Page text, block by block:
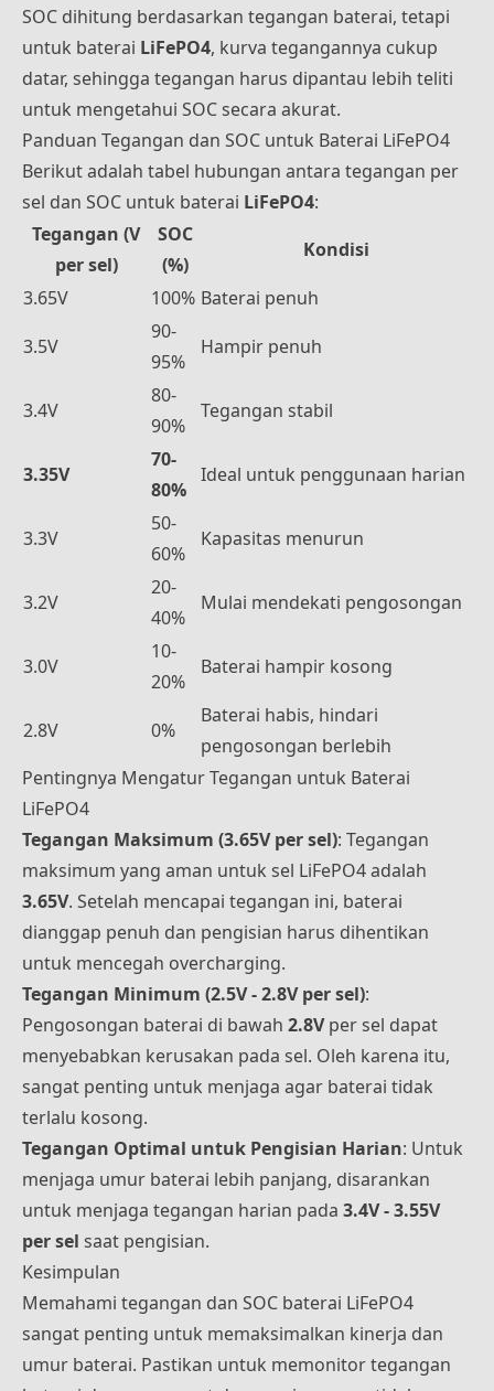
SOC dihitung berdasarkan tegangan baterai, tetapi
untuk baterai LiFePO4, kurva tegangannya cukup
datar, sehingga tegangan harus dipantau lebih teliti
untuk mengetahui SOC secara akurat.
Panduan Tegangan dan SOC untuk Baterai LiFePO4
Berikut adalah tabel hubungan antara tegangan per
sel dan SOC untuk baterai LiFePO4:
Tegangan (V
per sel)
SOC
(%)
Kondisi
3.65V
100% Baterai penuh
3.5V
90-
95%
Hampir penuh
3.4V
80-
90%
Tegangan stabil
3.35V
70-
80%
Ideal untuk penggunaan harian
3.3V
50-
60%
Kapasitas menurun
3.2V
20-
40%
Mulai mendekati pengosongan
3.0V
10-
20%
Baterai hampir kosong
2.8V 0%
Baterai habis, hindari
pengosongan berlebih
Pentingnya Mengatur Tegangan untuk Baterai
LiFePO4
Tegangan Maksimum (3.65V per sel): Tegangan
maksimum yang aman untuk sel LiFePO4 adalah
3.65V. Setelah mencapai tegangan ini, baterai
dianggap penuh dan pengisian harus dihentikan
untuk mencegah overcharging.
Tegangan Minimum (2.5V - 2.8V per sel):
Pengosongan baterai di bawah 2.8Vper sel dapat
menyebabkan kerusakan pada sel. Oleh karena itu,
sangat penting untuk menjaga agar baterai tidak
terlalu kosong.
Tegangan Optimal untuk Pengisian Harian: Untuk
menjaga umur baterai lebih panjang, disarankan
untuk menjaga tegangan harian pada 3.4V - 3.55V
per sel saat pengisian.
Kesimpulan
Memahami tegangan dan SOC baterai LiFePO4
sangat penting untuk memaksimalkan kinerja dan
umur baterai. Pastikan untuk memonitor tegangan